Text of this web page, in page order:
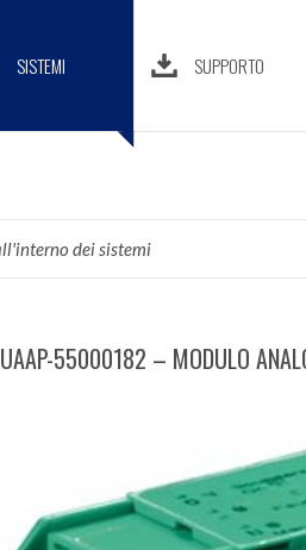
SISTEMI SUPPORTO
UAAP-55000182 – MODULO